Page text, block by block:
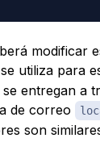
modificar
utiliza para
entregan a
de correo
son